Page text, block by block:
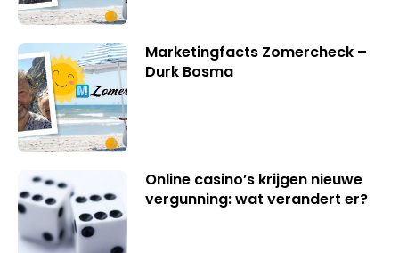
Marketingfacts Zomercheck –
Durk Bosma
Online casino’s krijgen nieuwe
vergunning: wat verandert er?